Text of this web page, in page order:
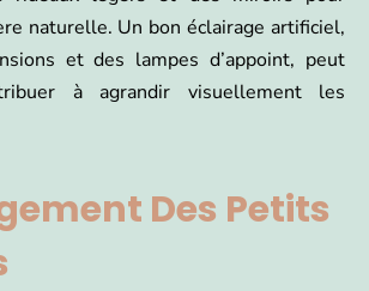
naturelle. Un bon éclairage artificiel,
et des lampes d’appoint, peut
à agrandir visuellement les
Des Petits